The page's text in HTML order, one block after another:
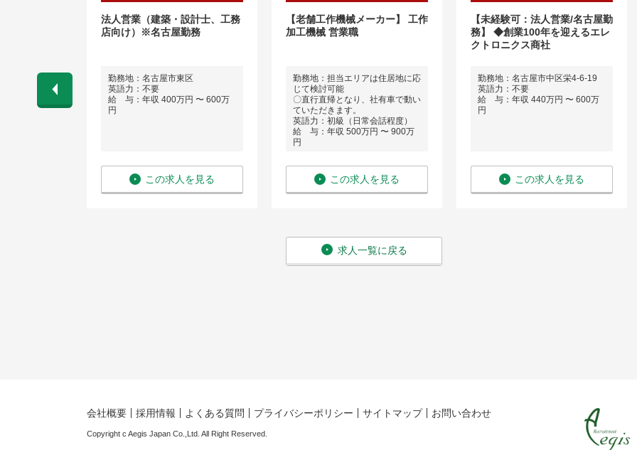
法人営業（建築・設計士、工務
店向け）※名古屋勤務
勤務地：名古屋市東区
英語力：不要
給 与：年収 400万円 〜 600万
円
この求人を見る
【老舗工作機械メーカー】 工作
加工機械 営業職
勤務地：担当エリアは住居地に応
じて検討可能
〇直行直帰となり、社有車で動い
ていただきます。
英語力：初級（日常会話程度）
給 与：年収 500万円 〜 900万
円
この求人を見る
【未経験可：法人営業/名古屋勤
務】 ◆創業100年を迎えるエレ
クトロニクス商社
勤務地：名古屋市中区栄4-6-19
英語力：不要
給 与：年収 440万円 〜 600万
円
この求人を見る
求人一覧に戻る
会社概要 採用情報 よくある質問 プライバシーポリシー サイトマップ お問い合わせ
Copyright c Aegis Japan Co.,Ltd. All Right Reserved.